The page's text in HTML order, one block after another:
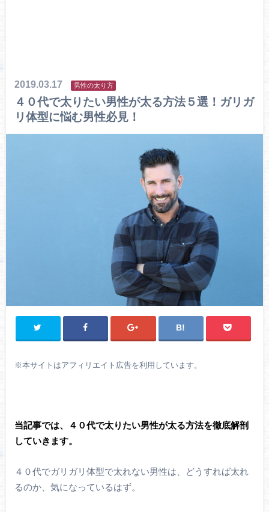
2019.03.17 男性の太り方
４０代で太りたい男性が太る方法５選！ガリガ
リ体型に悩む男性必見！
※本サイトはアフィリエイト広告を利用しています。
当記事では、４０代で太りたい男性が太る方法を徹底解剖
していきます。
４０代でガリガリ体型で太れない男性は、どうすれば太れ
るのか、気になっているはず。